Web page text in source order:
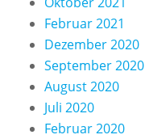
Februar 2021
Dezember 2020
September 2020
August 2020
Juli 2020
Februar 2020